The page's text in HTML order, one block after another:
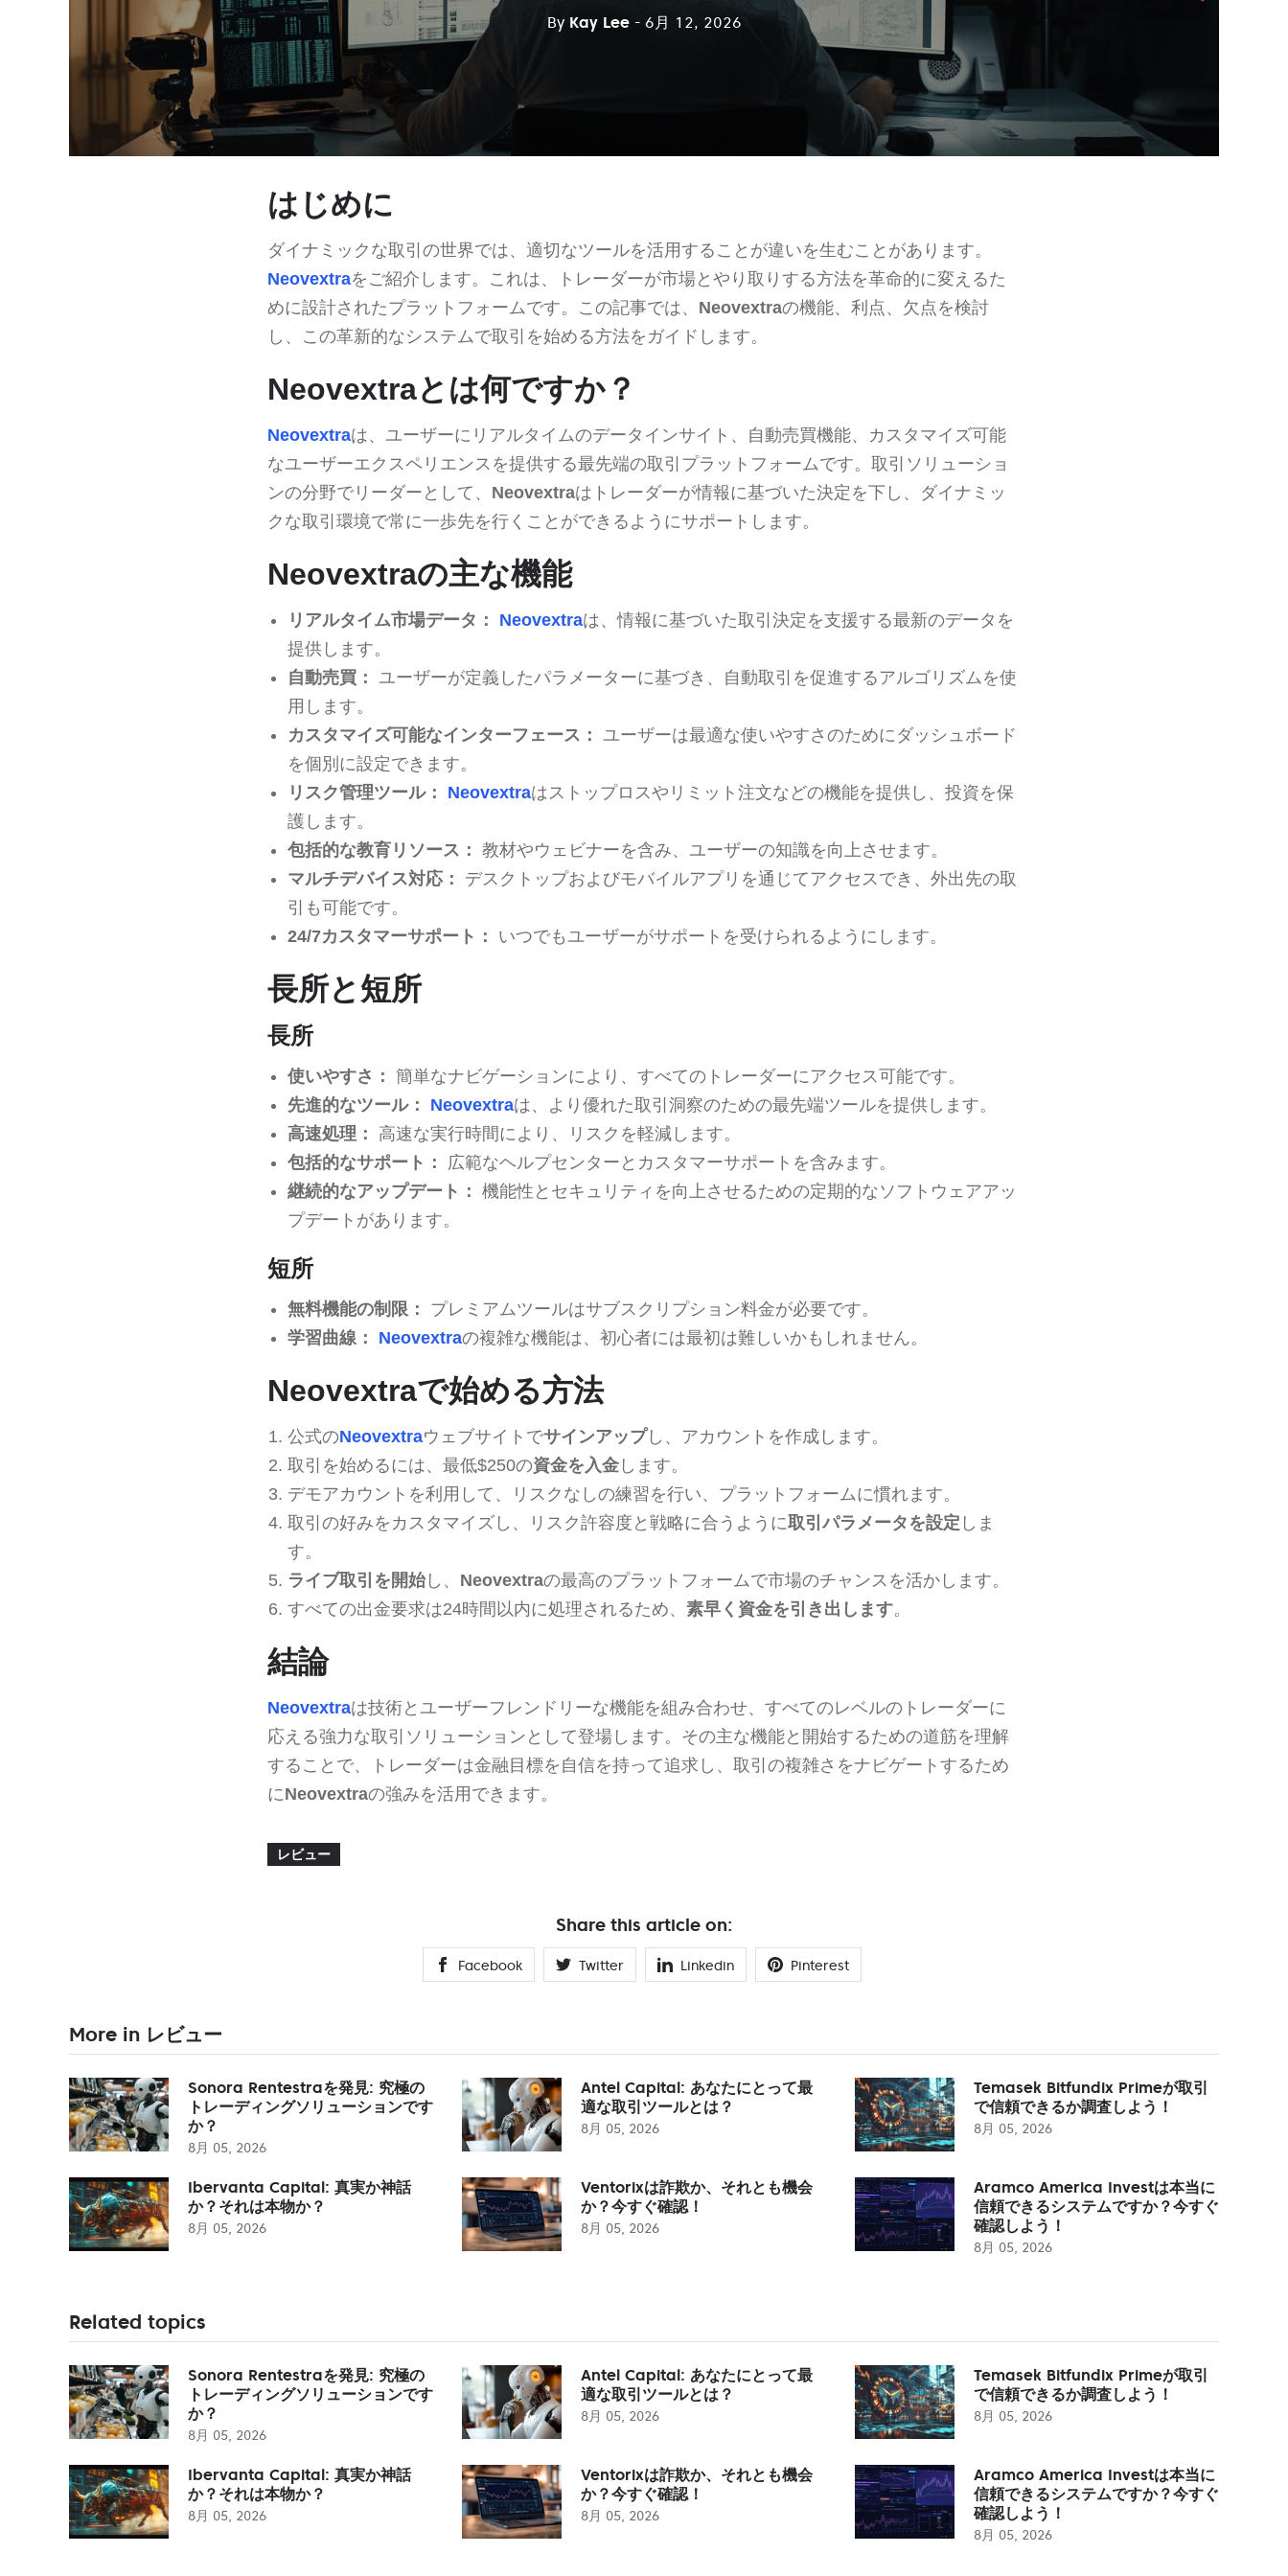
By Kay Lee - 6月 12, 2026
はじめに
ダイナミックな取引の世界では、適切なツールを活用することが違いを生むことがあります。
Neovextraをご紹介します。これは、トレーダーが市場とやり取りする方法を革命的に変えるた
めに設計されたプラットフォームです。この記事では、 Neovextraの機能、利点、欠点を検討
し、この革新的なシステムで取引を始める方法をガイドします。
Neovextraとは何ですか？
Neovextraは、ユーザーにリアルタイムのデータインサイト、自動売買機能、カスタマイズ可能
なユーザーエクスペリエンスを提供する最先端の取引プラットフォームです。取引ソリューショ
ンの分野でリーダーとして、 Neovextraはトレーダーが情報に基づいた決定を下し、ダイナミッ
クな取引環境で常に一歩先を行くことができるようにサポートします。
Neovextraの主な機能
リアルタイム市場データ： Neovextraは、情報に基づいた取引決定を支援する最新のデータを
提供します。
自動売買：
ユーザーが定義したパラメーターに基づき、自動取引を促進するアルゴリズムを使
用します。
カスタマイズ可能なインターフェース：
ユーザーは最適な使いやすさのためにダッシュボード
を個別に設定できます。
リスク管理ツール：
Neovextraはストップロスやリミット注文などの機能を提供し、投資を保
護します。
包括的な教育リソース： 教材やウェビナーを含み、ユーザーの知識を向上させます。
マルチデバイス対応：
デスクトップおよびモバイルアプリを通じてアクセスでき、外出先の取
引も可能です。
24/7カスタマーサポート：
いつでもユーザーがサポートを受けられるようにします。
長所と短所
長所
使いやすさ： 簡単なナビゲーションにより、すべてのトレーダーにアクセス可能です。
先進的なツール：
Neovextraは、より優れた取引洞察のための最先端ツールを提供します。
高速処理：
高速な実行時間により、リスクを軽減します。
包括的なサポート：
広範なヘルプセンターとカスタマーサポートを含みます。
継続的なアップデート： 機能性とセキュリティを向上させるための定期的なソフトウェアアッ
プデートがあります。
短所
無料機能の制限：
プレミアムツールはサブスクリプション料金が必要です。
学習曲線：
Neovextraの複雑な機能は、初心者には最初は難しいかもしれません。
Neovextraで始める方法
公式のNeovextraウェブサイトでサインアップし、アカウントを作成します。
取引を始めるには、最低$250の資金を入金します。
デモアカウントを利用して、リスクなしの練習を行い、プラットフォームに慣れます。
取引の好みをカスタマイズし、リスク許容度と戦略に合うように取引パラメータを設定 しま
す。
ライブ取引を開始し、 Neovextraの最高のプラットフォームで市場のチャンスを活かします。
すべての出金要求は24時間以内に処理されるため、 素早く資金を引き出します。
結論
Neovextraは技術とユーザーフレンドリーな機能を組み合わせ、すべてのレベルのトレーダーに
応える強力な取引ソリューションとして登場します。その主な機能と開始するための道筋を理解
することで、トレーダーは金融目標を自信を持って追求し、取引の複雑さをナビゲートするため
にNeovextraの強みを活用できます。
レビュー
Share this article on:
Facebook Twitter Linkedin Pinterest
More in レビュー
Sonora Rentestraを発見: 究極の
トレーディングソリューションです
か？
8月 05, 2026
Antel Capital: あなたにとって最
適な取引ツールとは？
8月 05, 2026
Temasek Bitfundix Primeが取引
で信頼できるか調査しよう！
8月 05, 2026
Ibervanta Capital: 真実か神話
か？それは本物か？
8月 05, 2026
Ventorixは詐欺か、それとも機会
か？今すぐ確認！
8月 05, 2026
Aramco America Investは本当に
信頼できるシステムですか？今すぐ
確認しよう！
8月 05, 2026
Related topics
Sonora Rentestraを発見: 究極の
トレーディングソリューションです
か？
8月 05, 2026
Antel Capital: あなたにとって最
適な取引ツールとは？
8月 05, 2026
Temasek Bitfundix Primeが取引
で信頼できるか調査しよう！
8月 05, 2026
Ibervanta Capital: 真実か神話
か？それは本物か？
8月 05, 2026
Ventorixは詐欺か、それとも機会
か？今すぐ確認！
8月 05, 2026
Aramco America Investは本当に
信頼できるシステムですか？今すぐ
確認しよう！
8月 05, 2026